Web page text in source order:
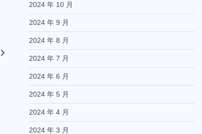
2024 年 10 月
2024 年 9 月
2024 年 8 月
2024 年 7 月
2024 年 6 月
2024 年 5 月
2024 年 4 月
2024 年 3 月